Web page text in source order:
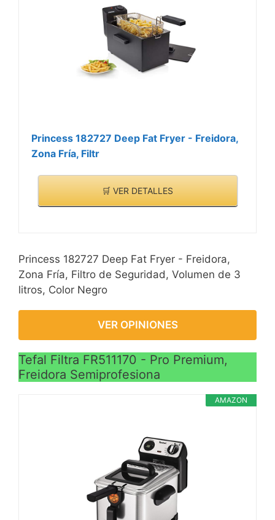
inoxidable que, en
comparación con otros
modelos de plástico,
minimiza el sabor liberado
durante el calentamiento.
Princess 182727 Deep Fat Fryer - Freidora,
Zona Fría, Filtr
🛒 VER DETALLES
Princess 182727 Deep Fat Fryer - Freidora,
Zona Fría, Filtro de Seguridad, Volumen de 3
litros, Color Negro
VER OPINIONES
Tefal Filtra FR511170 - Pro Premium,
Freidora Semiprofesiona
AMAZON